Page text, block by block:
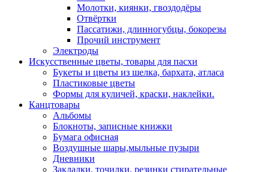
Молотки, киянки, гвоздодёры
Отвёртки
Пассатижи, длинногубцы, бокорезы
Прочий инструмент
Электроды
Искусственные цветы, товары для пасхи
Букеты и цветы из шелка, бархата, атласа
Пластиковые цветы
Формы для куличей, краски, наклейки.
Канцтовары
Альбомы
Блокноты, записные книжки
Бумага офисная
Воздушные шары,мыльные пузыри
Дневники
Закладки, точилки, резинки стирательные